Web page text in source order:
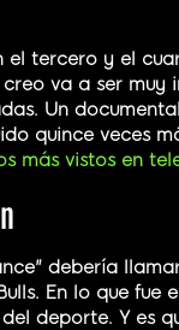
el tercero y el
va a ser muy
Un
quince veces
más vistos en
debería
En lo que fue
deporte. Y es